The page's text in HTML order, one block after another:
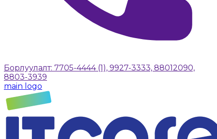
Борлуулалт: 7705-4444 (1), 9927-3333, 88012090,
8803-3939
main logo